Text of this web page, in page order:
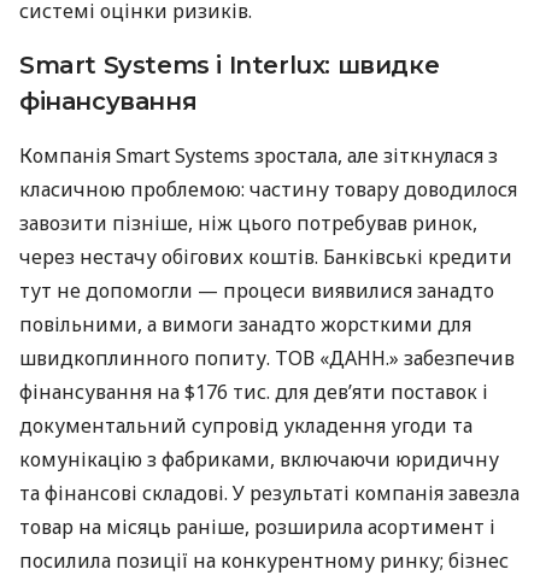
системі оцінки ризиків.
Smart Systems і Interlux: швидке
фінансування
Компанія Smart Systems зростала, але зіткнулася з
класичною проблемою: частину товару доводилося
завозити пізніше, ніж цього потребував ринок,
через нестачу обігових коштів. Банківські кредити
тут не допомогли — процеси виявилися занадто
повільними, а вимоги занадто жорсткими для
швидкоплинного попиту. ТОВ «ДАНН.» забезпечив
фінансування на $176 тис. для дев’яти поставок і
документальний супровід укладення угоди та
комунікацію з фабриками, включаючи юридичну
та фінансові складові. У результаті компанія завезла
товар на місяць раніше, розширила асортимент і
посилила позиції на конкурентному ринку; бізнес